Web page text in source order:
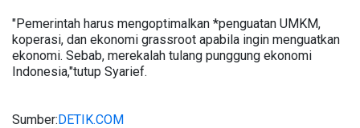
"Pemerintah harus mengoptimalkan *penguatan UMKM,
koperasi, dan ekonomi grassroot apabila ingin menguatkan
ekonomi. Sebab, merekalah tulang punggung ekonomi
Indonesia,"tutup Syarief.
Sumber:DETIK.COM